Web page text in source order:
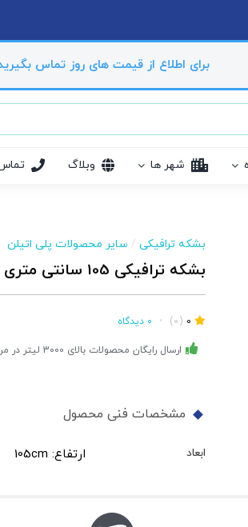
برای اطلاع از قیمت های روز تماس بگیرید
شهر ها وبلاگ
بشکه ترافیکی / سایر محصولات پلی اتیلن
بشکه ترافیکی 105 سانتی متری
0
(0)
• 0 دیدگاه
ارسال رایگان محصولات بالای 3000 لیتر در مراکز استان ها
مشخصات فنی محصول
ابعاد ارتفاع: 105cm